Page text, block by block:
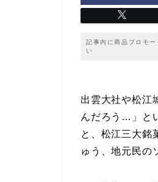
記事内に商品プロモ
い
出雲大社や松江
んだろう…」と
と、松江三大銘
ゅう、地元民の